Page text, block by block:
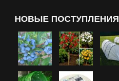
НОВЫЕ ПОСТУПЛЕНИЯ